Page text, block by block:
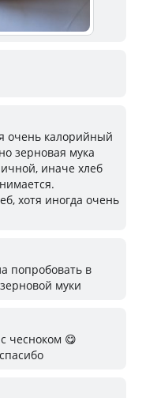
очень калорийный
зерновая мука
иначе хлеб
хотя иногда очень
попробовать в
муки
чесноком 😋